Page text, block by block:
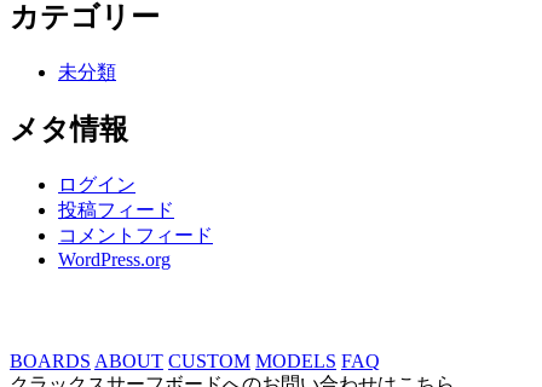
カテゴリー
未分類
メタ情報
ログイン
投稿フィード
コメントフィード
WordPress.org
BOARDS ABOUT CUSTOM MODELS FAQ